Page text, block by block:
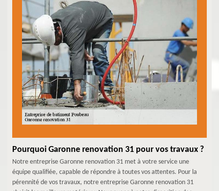
Pourquoi Garonne renovation 31 pour vos travaux ?
Notre entreprise Garonne renovation 31 met à votre service une
équipe qualifiée, capable de répondre à toutes vos attentes. Pour la
pérennité de vos travaux, notre entreprise Garonne renovation 31